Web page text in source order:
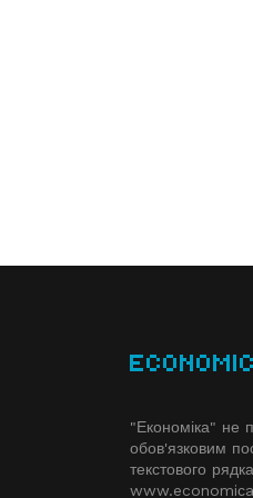
"Економіка" не
обов'язковим
текстового